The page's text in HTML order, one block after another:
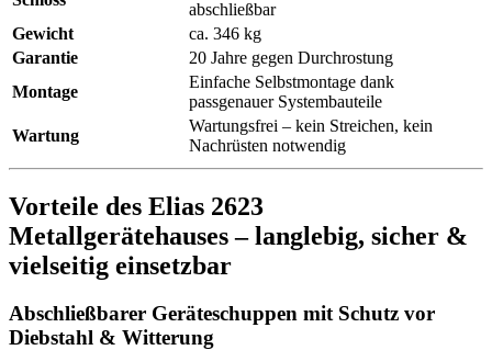
abschließbar
Gewicht
ca. 346 kg
Garantie
20 Jahre gegen Durchrostung
Montage
Einfache Selbstmontage dank
passgenauer Systembauteile
Wartung
Wartungsfrei – kein Streichen, kein
Nachrüsten notwendig
Vorteile des Elias 2623
Metallgerätehauses – langlebig, sicher &
vielseitig einsetzbar
Abschließbarer Geräteschuppen mit Schutz vor
Diebstahl & Witterung